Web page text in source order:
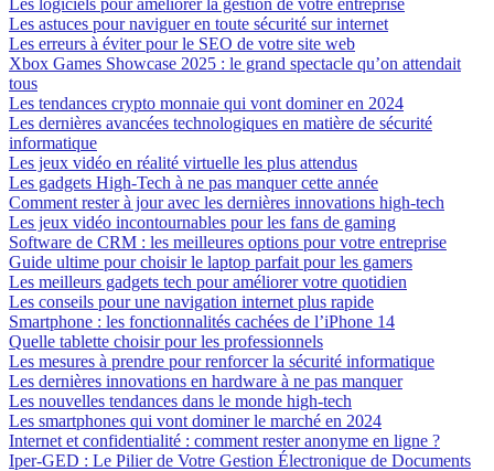
Les logiciels pour améliorer la gestion de votre entreprise
Les astuces pour naviguer en toute sécurité sur internet
Les erreurs à éviter pour le SEO de votre site web
Xbox Games Showcase 2025 : le grand spectacle qu’on attendait
tous
Les tendances crypto monnaie qui vont dominer en 2024
Les dernières avancées technologiques en matière de sécurité
informatique
Les jeux vidéo en réalité virtuelle les plus attendus
Les gadgets High-Tech à ne pas manquer cette année
Comment rester à jour avec les dernières innovations high-tech
Les jeux vidéo incontournables pour les fans de gaming
Software de CRM : les meilleures options pour votre entreprise
Guide ultime pour choisir le laptop parfait pour les gamers
Les meilleurs gadgets tech pour améliorer votre quotidien
Les conseils pour une navigation internet plus rapide
Smartphone : les fonctionnalités cachées de l’iPhone 14
Quelle tablette choisir pour les professionnels
Les mesures à prendre pour renforcer la sécurité informatique
Les dernières innovations en hardware à ne pas manquer
Les nouvelles tendances dans le monde high-tech
Les smartphones qui vont dominer le marché en 2024
Internet et confidentialité : comment rester anonyme en ligne ?
Iper-GED : Le Pilier de Votre Gestion Électronique de Documents